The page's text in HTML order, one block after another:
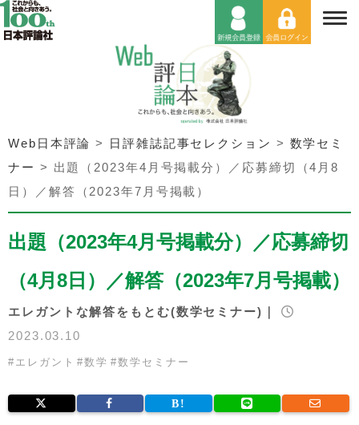
Web日本評論 > 日評雑誌記事セレクション > 数学セミ
ナー > 出題（2023年4月号掲載分）／応募締切（4月8
日）／解答（2023年7月号掲載）
出題（2023年4月号掲載分）／応募締切
（4月8日）／解答（2023年7月号掲載）
エレガントな解答をもとむ(数学セミナー)｜
2023.03.10
# エレガント #数学 #数学セミナー